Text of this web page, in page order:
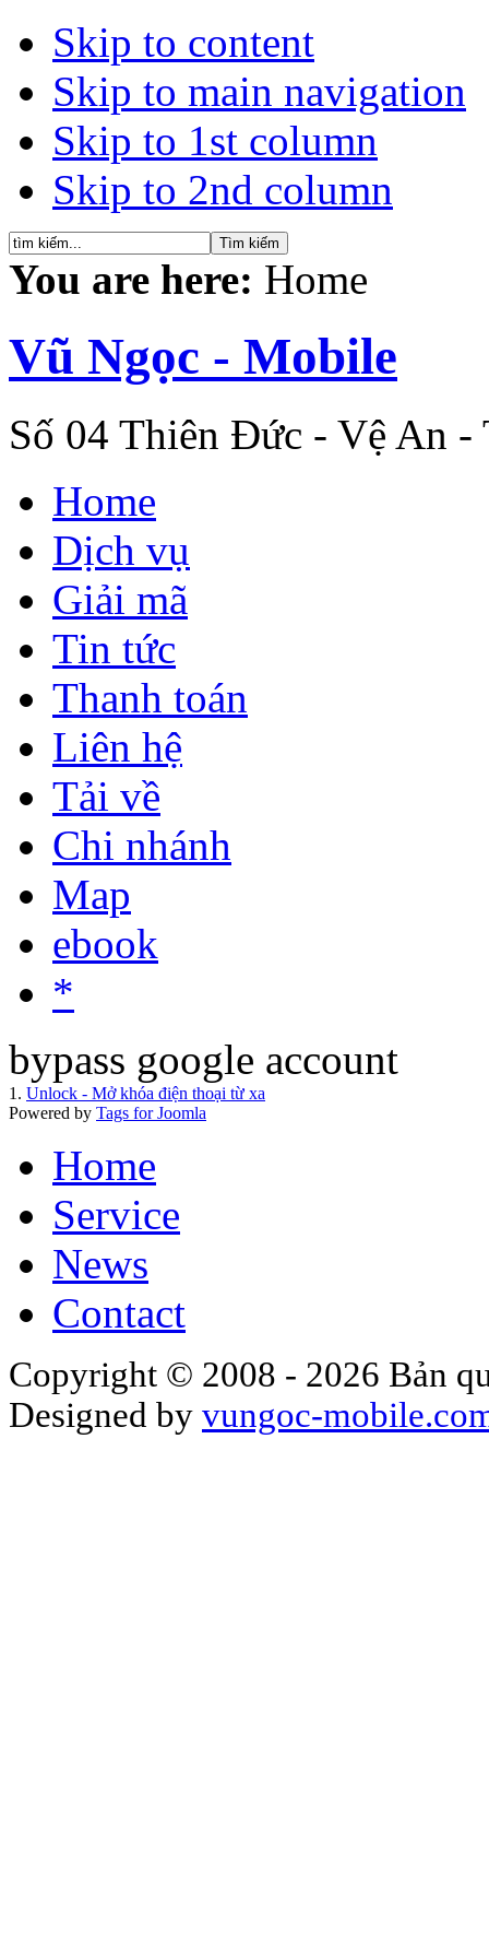
Skip to content
Skip to main navigation
Skip to 1st column
Skip to 2nd column
You are here: Home
Vũ Ngọc - Mobile
Số 04 Thiên Đức - Vệ An
Home
Dịch vụ
Giải mã
Tin tức
Thanh toán
Liên hệ
Tải về
Chi nhánh
Map
ebook
*
bypass google account
1. Unlock - Mở khóa điện thoại từ xa
Powered by Tags for Joomla
Home
Service
News
Contact
Copyright © 2008 - 2026 Bản
Designed by vungoc-